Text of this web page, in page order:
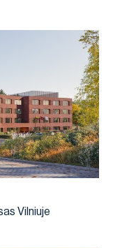
Vilniuje